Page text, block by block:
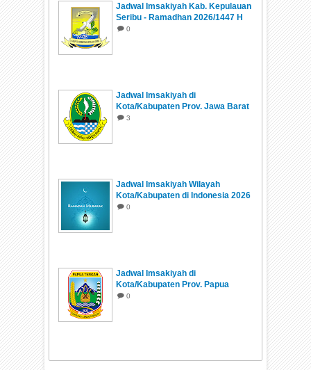
Jadwal Imsakiyah Kab. Kepulauan
Seribu - Ramadhan 2026/1447 H
0
Jadwal Imsakiyah di
Kota/Kabupaten Prov. Jawa Barat
Ramadhan 1447 H/2026
3
Jadwal Imsakiyah Wilayah
Kota/Kabupaten di Indonesia 2026
0
Jadwal Imsakiyah di
Kota/Kabupaten Prov. Papua
Tengah Ramadhan 1447 H/2026
0